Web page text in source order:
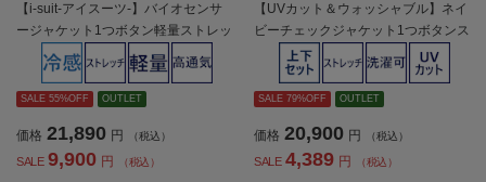
【i-suit-アイスーツ-】バイオセンサ
ージャケット1つボタン軽量ストレッ
チシャドウストライプSOFFICE春夏
【レディース】
SALE 55%OFF OUTLET
価格 21,890 円 （税込）
SALE 9,900 円 （税込）
【UVカット＆ウォッシャブル】ネイ
ビーチェックジャケット1つボタンス
トレッチSOFFICE【レディース】
SALE 79%OFF OUTLET
価格 20,900 円 （税込）
SALE 4,389 円 （税込）